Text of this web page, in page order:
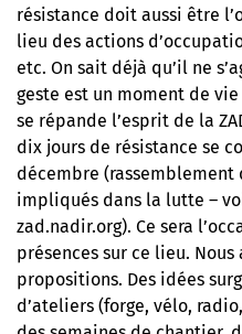
résistance doit aussi être
lieu des actions
etc. On sait déjà qu’il ne
geste est un moment de
se répande l’esprit de la
dix jours de résistance se
décembre
impliqués dans la lutte –
zad.nadir.org). Ce sera
présences sur ce lieu.
propositions. Des idées
d’ateliers (forge, vélo,